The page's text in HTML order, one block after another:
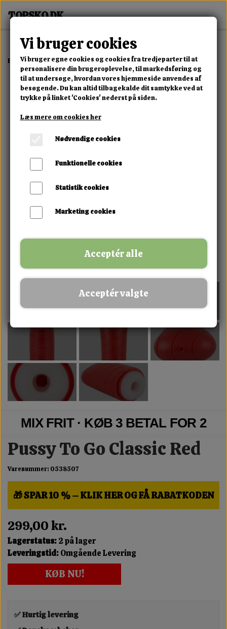
Forside Erotisk Kollektion Alle Produkter Pussy To Go Classic Red
MIX FRIT · KØB 3 BETAL FOR 2
Pussy To Go Classic Red
Varenummer: 0538507
🎁 SPAR 10 % – KLIK HER OG FÅ RABATKODEN
299,00 kr.
Lagerstatus:2 på lager
Leveringstid:Omgående Levering
KØB NU!
✅ Hurtig levering
Vi bruger cookies
Vi bruger egne cookies og cookies fra tredjeparter til at
personalisere din brugeroplevelse, til markedsføring og
til at undersøge, hvordan vores hjemmeside anvendes af
besøgende. Du kan altid tilbagekalde dit samtykke ved at
trykke på linket 'Cookies' nederst på siden.
Læs mere om cookies her
Nødvendige cookies
Funktionelle cookies
Statistik cookies
Marketing cookies
Acceptér alle
Acceptér valgte